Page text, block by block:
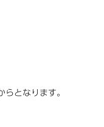
となります。